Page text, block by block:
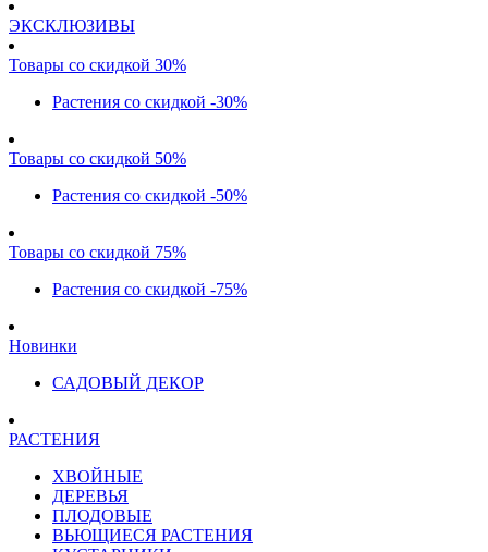
ЭКСКЛЮЗИВЫ
Товары со скидкой 30%
Растения со скидкой -30%
Товары со скидкой 50%
Растения со скидкой -50%
Товары со скидкой 75%
Растения со скидкой -75%
Новинки
САДОВЫЙ ДЕКОР
РАСТЕНИЯ
ХВОЙНЫЕ
ДЕРЕВЬЯ
ПЛОДОВЫЕ
ВЬЮЩИЕСЯ РАСТЕНИЯ